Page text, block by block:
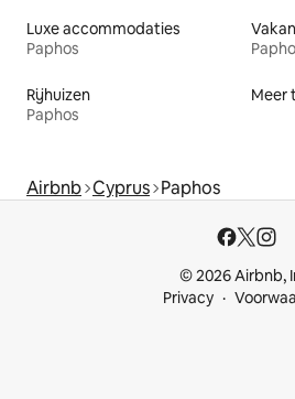
Luxe accommodaties
Paphos
Rijhuizen
Paphos
Meer
Airbnb Cyprus Paphos
© 2026 Airbnb,
Privacy